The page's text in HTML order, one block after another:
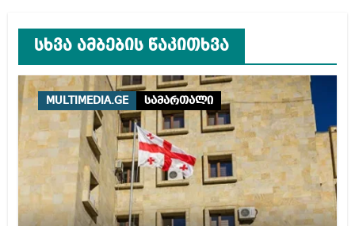
სხვა ამბების წაკითხვა
MULTIMEDIA.GE სამართალი